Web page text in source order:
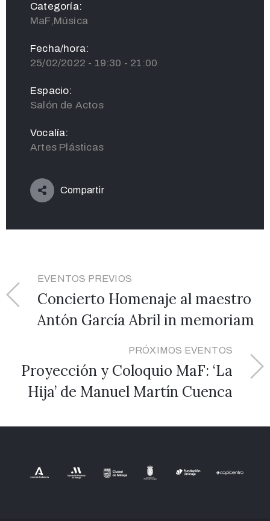
Categoría:
MaF,Música
Fecha/hora:
25/02/2022 - 19:30 - 21:00
Espacio:
Salón de Actos
Vocalía:
Artes Plásticas
Compartir
EVENTOS PREVIOS
Concierto Homenaje al maestro
Antón García Abril in memoriam
PRÓXIMOS EVENTOS
Proyección y Coloquio MaF: ‘La
Hija’ de Manuel Martín Cuenca